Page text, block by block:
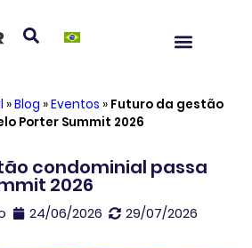
»Blog »Eventos » Futuro da gestão
Porter Summit 2026
condominial passa
2026
24/06/2026
29/07/2026